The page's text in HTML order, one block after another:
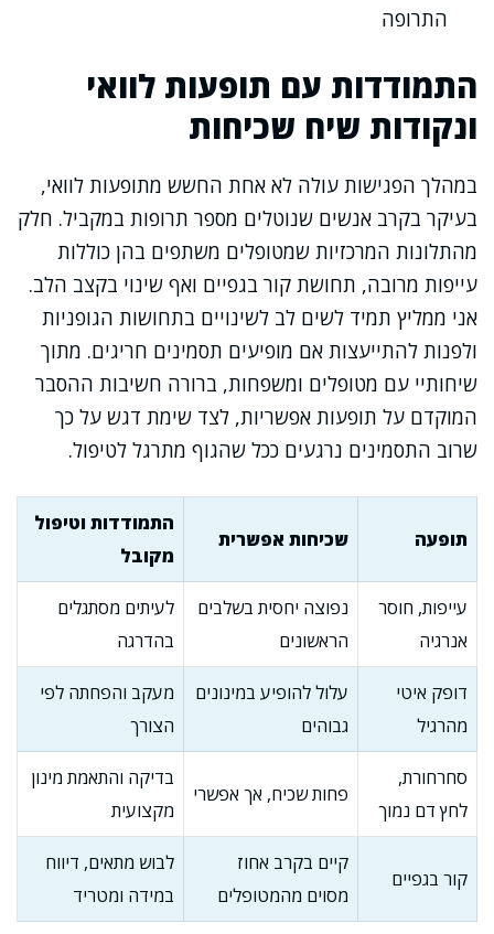
התרופה
התמודדות עם תופעות לוואי
ונקודות שיח שכיחות
במהלך הפגישות עולה לא אחת החשש מתופעות לוואי,
בעיקר בקרב אנשים שנוטלים מספר תרופות במקביל. חלק
מהתלונות המרכזיות שמטופלים משתפים בהן כוללות
עייפות מרובה, תחושת קור בגפיים ואף שינוי בקצב הלב.
אני ממליץ תמיד לשים לב לשינויים בתחושות הגופניות
ולפנות להתייעצות אם מופיעים תסמינים חריגים. מתוך
שיחותיי עם מטופלים ומשפחות, ברורה חשיבות ההסבר
המוקדם על תופעות אפשריות, לצד שימת דגש על כך
שרוב התסמינים נרגעים ככל שהגוף מתרגל לטיפול.
תופעה שכיחות אפשרית
התמודדות וטיפול
מקובל
עייפות, חוסר
אנרגיה
נפוצה יחסית בשלבים
הראשונים
לעיתים מסתגלים
בהדרגה
דופק איטי
מהרגיל
עלול להופיע במינונים
גבוהים
מעקב והפחתה לפי
הצורך
סחרחורת,
לחץ דם נמוך
פחות שכיח, אך אפשרי
בדיקה והתאמת מינון
מקצועית
קור בגפיים
קיים בקרב אחוז
מסוים מהמטופלים
לבוש מתאים, דיווח
במידה ומטריד